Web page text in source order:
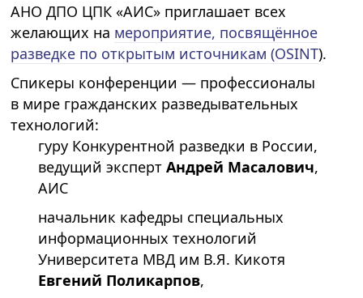
АНО ДПО ЦПК «АИС» приглашает всех
желающих на мероприятие, посвящённое
разведке по открытым источникам (OSINT).
Спикеры конференции — профессионалы
в мире гражданских разведывательных
технологий:
гуру Конкурентной разведки в России,
ведущий экспертАндрей Масалович,
АИС
начальник кафедры специальных
информационных технологий
Университета МВД им В.Я. Кикотя
Евгений Поликарпов,